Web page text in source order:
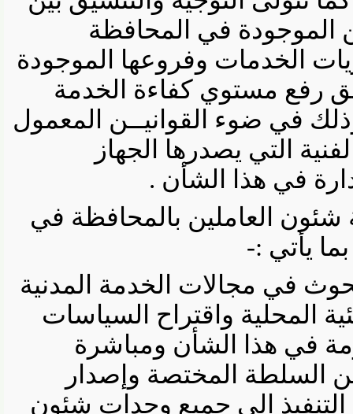
في المحافظة
الخدمات وفروعها الموجودة
رفع مستوي كفاءة الخدمة
في ضوء القوانيــن المعمول
التي يصدرها الجهاز
في هذا الشأن .
شئون العاملين بالمحافظة في
يأتي :-
في مجالات الخدمة المدنية
واقتراح السياسات
هذا الشأن ومباشرة
السلطة المختصة وإصدار
الي جميع وحدات شئون